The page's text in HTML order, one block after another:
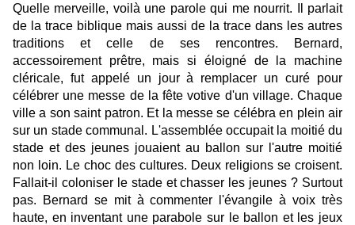
Quelle merveille, voilà une parole qui me nourrit. Il parlait
de la trace biblique mais aussi de la trace dans les autres
traditions et celle de ses rencontres. Bernard,
accessoirement prêtre, mais si éloigné de la machine
cléricale, fut appelé un jour à remplacer un curé pour
célébrer une messe de la fête votive d'un village. Chaque
ville a son saint patron. Et la messe se célébra en plein air
sur un stade communal. L'assemblée occupait la moitié du
stade et des jeunes jouaient au ballon sur l'autre moitié
non loin. Le choc des cultures. Deux religions se croisent.
Fallait-il coloniser le stade et chasser les jeunes ? Surtout
pas. Bernard se mit à commenter l'évangile à voix très
haute, en inventant une parabole sur le ballon et les jeux